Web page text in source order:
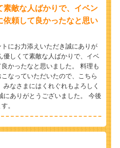
素敵な人ばかりで、イベン
依頼して良かったなと思い
にお力添えいただき誠にありが
優しくて素敵な人ばかりで、イベ
かったなと思いました。 料理も
なっていただいたので、こちら
なさまにはくれぐれもよろしく
にありがとうございました。 今後
。